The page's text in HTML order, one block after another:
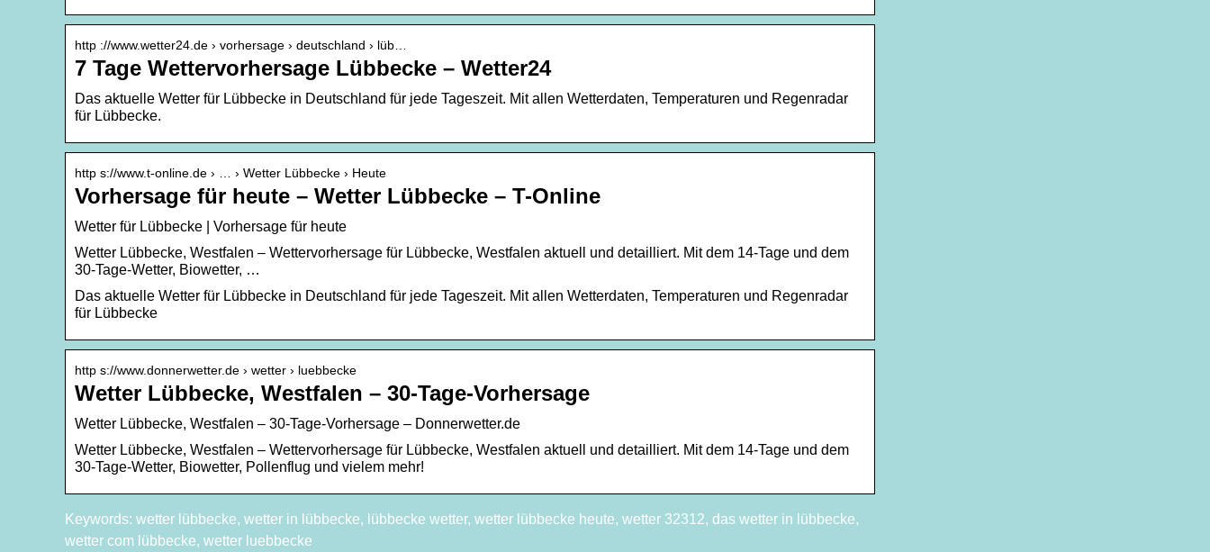
http ://www.wetter24.de › vorhersage › deutschland › lüb…
7 Tage Wettervorhersage Lübbecke – Wetter24
Das aktuelle Wetter für Lübbecke in Deutschland für jede Tageszeit. Mit allen Wetterdaten, Temperaturen und Regenradar
für Lübbecke.
http s://www.t-online.de › … › Wetter Lübbecke › Heute
Vorhersage für heute – Wetter Lübbecke – T-Online
Wetter für Lübbecke | Vorhersage für heute
Wetter Lübbecke, Westfalen – Wettervorhersage für Lübbecke, Westfalen aktuell und detailliert. Mit dem 14-Tage und dem
30-Tage-Wetter, Biowetter, …
Das aktuelle Wetter für Lübbecke in Deutschland für jede Tageszeit. Mit allen Wetterdaten, Temperaturen und Regenradar
für Lübbecke
http s://www.donnerwetter.de › wetter › luebbecke
Wetter Lübbecke, Westfalen – 30-Tage-Vorhersage
Wetter Lübbecke, Westfalen – 30-Tage-Vorhersage – Donnerwetter.de
Wetter Lübbecke, Westfalen – Wettervorhersage für Lübbecke, Westfalen aktuell und detailliert. Mit dem 14-Tage und dem
30-Tage-Wetter, Biowetter, Pollenflug und vielem mehr!
Keywords: wetter lübbecke, wetter in lübbecke, lübbecke wetter, wetter lübbecke heute, wetter 32312, das wetter in lübbecke,
wetter com lübbecke, wetter luebbecke